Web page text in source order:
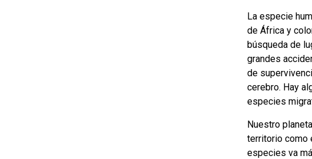
La especie
de África y
búsqueda de
grandes
de
cerebro. Hay
especies
Nuestro
territorio como
especies va